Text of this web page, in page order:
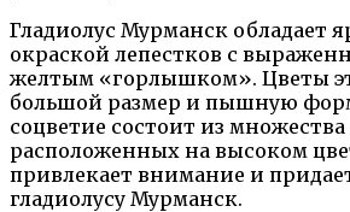
Гладиолус Мурманск обладает
окраской лепестков с
желтым «горлышком». Цветы
большой размер и пышную
соцветие состоит из множества
расположенных на высоком
привлекает внимание и
гладиолусу Мурманск.